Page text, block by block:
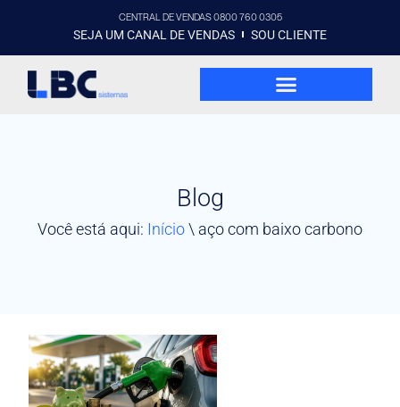
CENTRAL DE VENDAS 0800 760 0305
SEJA UM CANAL DE VENDAS SOU CLIENTE
Blog
Você está aqui: Início\ aço com baixo carbono